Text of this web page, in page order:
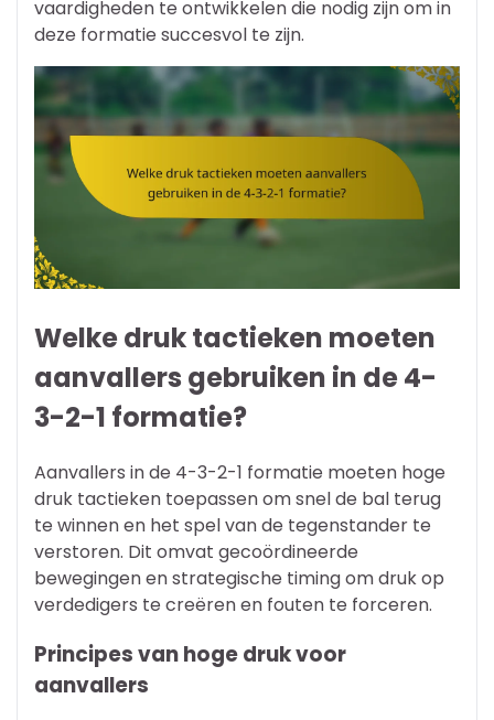
vaardigheden te ontwikkelen die nodig zijn om in
deze formatie succesvol te zijn.
Welke druk tactieken moeten
aanvallers gebruiken in de 4-
3-2-1 formatie?
Aanvallers in de 4-3-2-1 formatie moeten hoge
druk tactieken toepassen om snel de bal terug
te winnen en het spel van de tegenstander te
verstoren. Dit omvat gecoördineerde
bewegingen en strategische timing om druk op
verdedigers te creëren en fouten te forceren.
Principes van hoge druk voor
aanvallers